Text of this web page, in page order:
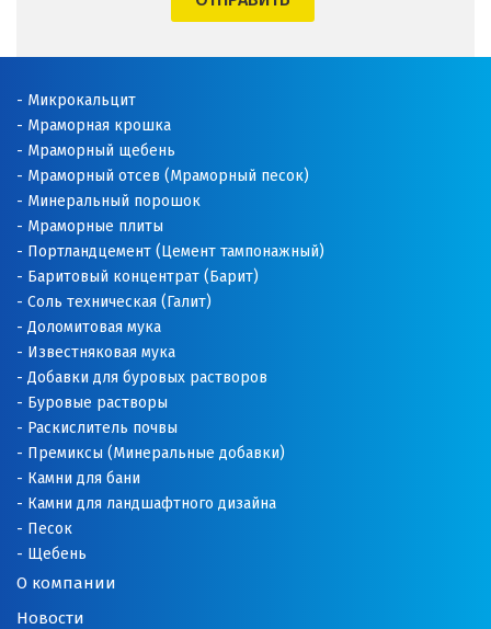
О компании
Новости
Микрокальцит
Мраморная крошка
Мраморный щебень
Мраморный отсев (Мраморный песок)
Минеральный порошок
Мраморные плиты
Портландцемент (Цемент тампонажный)
Баритовый концентрат (Барит)
Соль техническая (Галит)
Доломитовая мука
Известняковая мука
Добавки для буровых растворов
Буровые растворы
Раскислитель почвы
Премиксы (Минеральные добавки)
Камни для бани
Камни для ландшафтного дизайна
Песок
Щебень